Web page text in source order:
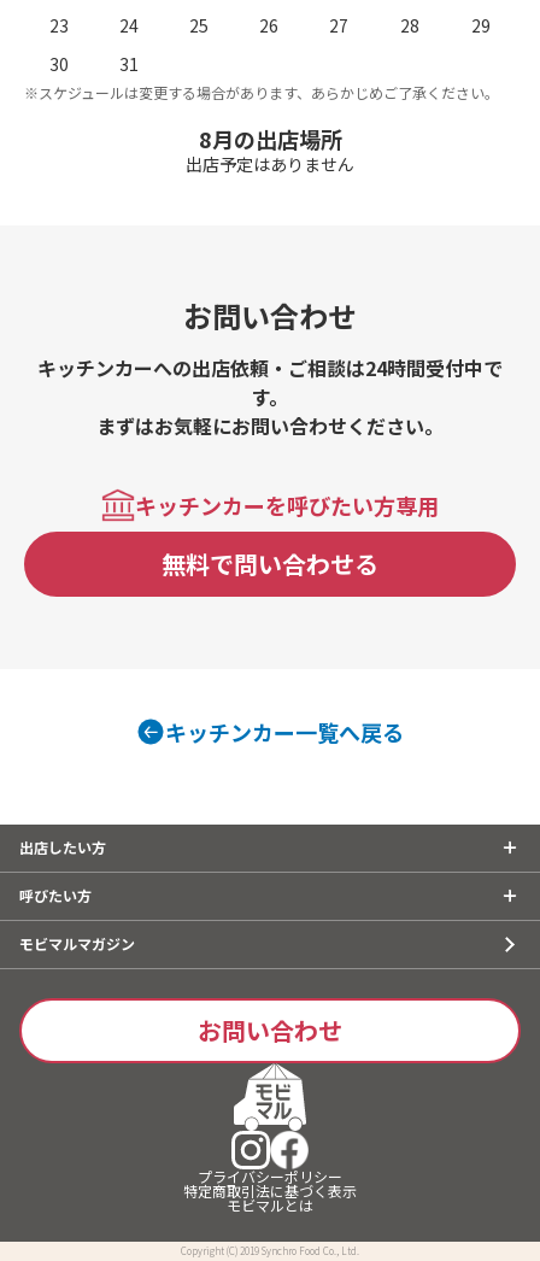
23
24 25 26 27 28
29
30
31
※スケジュールは変更する場合があります、あらかじめご了承ください。
8月の出店場所
出店予定はありません
お問い合わせ
キッチンカーへの出店依頼・ご相談は24時間受付中で
す。
まずはお気軽にお問い合わせください。
キッチンカーを呼びたい方専用
無料で問い合わせる
キッチンカー一覧へ戻る
出店したい方
呼びたい方
モビマルマガジン
お問い合わせ
プライバシーポリシー
特定商取引法に基づく表示
モビマルとは
Copyright (C) 2019 Synchro Food Co., Ltd.